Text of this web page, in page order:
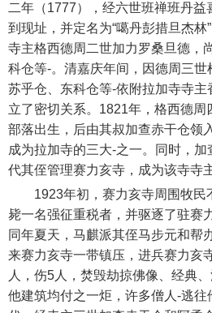
二年（1777），经六世班禅班丹
到现址，并定名为“噶丹彭措旦杰林
寺主格西德周二世加力罗桑旦德，
科仓等-。清嘉庆年间，因德周三世
苏乎仓、东科仓等-依附拉加寺寺
立了密切关系。1821年，格西德周
部落出生，后由其叔加查赤干仓领
成为拉加寺的三大-之一。同时，
代其侄管理赛力亥寺，成为该寺寺主
1923年初，赛力亥寺周围牧民
毙一名强征重税者，并驱逐了驻赛
同年夏天，马麒派其侄马步元和帮
来赛力亥寺一带镇压，进兵赛力亥
人，伤5人，焚毁劫掠佛像、经典
他建筑均付之一炬，许多僧人-逃